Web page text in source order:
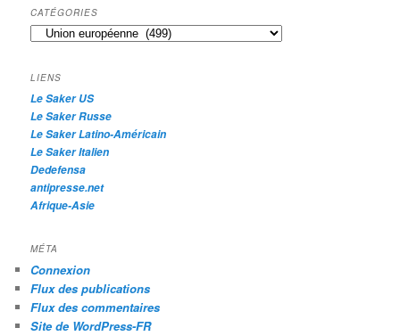
h
e
r
h
e
CATÉGORIES
Catégories
LIENS
Le Saker US
Le Saker Russe
Le Saker Latino-Américain
Le Saker Italien
Dedefensa
antipresse.net
Afrique-Asie
MÉTA
Connexion
Flux des publications
Flux des commentaires
Site de WordPress-FR